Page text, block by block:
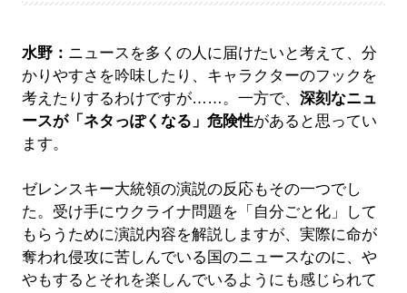
水野： ニュースを多くの人に届けたいと考えて、分
かりやすさを吟味したり、キャラクターのフックを
考えたりするわけですが……。一方で、 深刻なニュ
ースが「ネタっぽくなる」危険性があると思ってい
ます。
ゼレンスキー大統領の演説の反応もその一つでし
た。受け手にウクライナ問題を「自分ごと化」して
もらうために演説内容を解説しますが、実際に命が
奪われ侵攻に苦しんでいる国のニュースなのに、や
やもするとそれを楽しんでいるようにも感じられて